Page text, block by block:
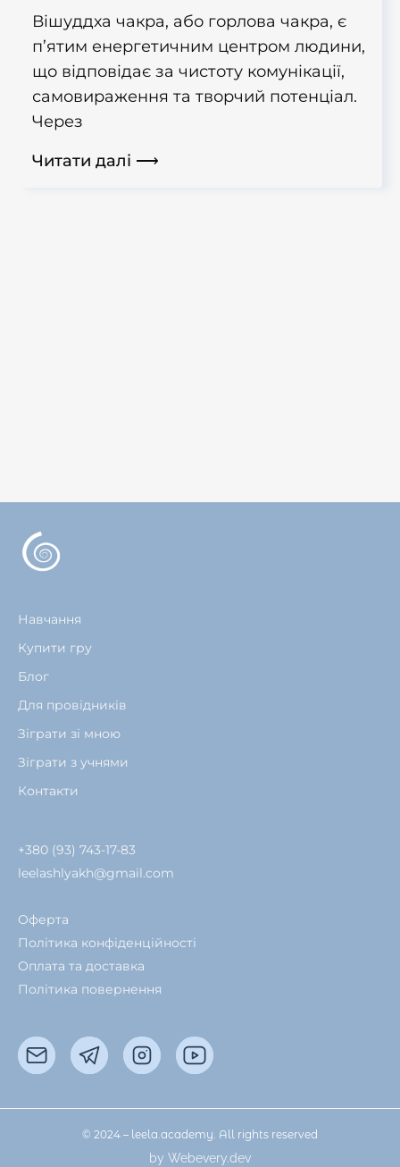
Вішуддха чакра, або горлова чакра, є
п’ятим енергетичним центром людини,
що відповідає за чистоту комунікації,
самовираження та творчий потенціал.
Через
Читати далі ⟶
Навчання
Купити гру
Блог
Для провідників
Зіграти зі мною
Зіграти з учнями
Контакти
+380 (93) 743-17-83
leelashlyakh@gmail.com
Оферта
Політика конфіденційності
Оплата та доставка
Політика повернення
© 2024 – leela.academy. All rights reserved
by Webevery.dev